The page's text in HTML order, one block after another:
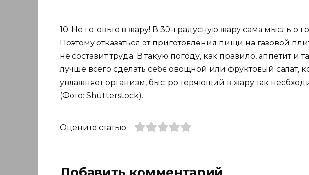
10. Не готовьте в жару! В 30-градусную жару сама мысль о
Поэтому отказаться от приготовления пищи на газовой
не составит труда. В такую погоду, как правило, аппетит и
лучше всего сделать себе овощной или фруктовый салат,
увлажняет организм, быстро теряющий в жару так
(Фото: Shutterstock).
Оцените статью